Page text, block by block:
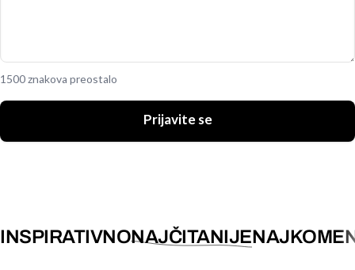
1500 znakova preostalo
Prijavite se
INSPIRATIVNONAJČITANIJE